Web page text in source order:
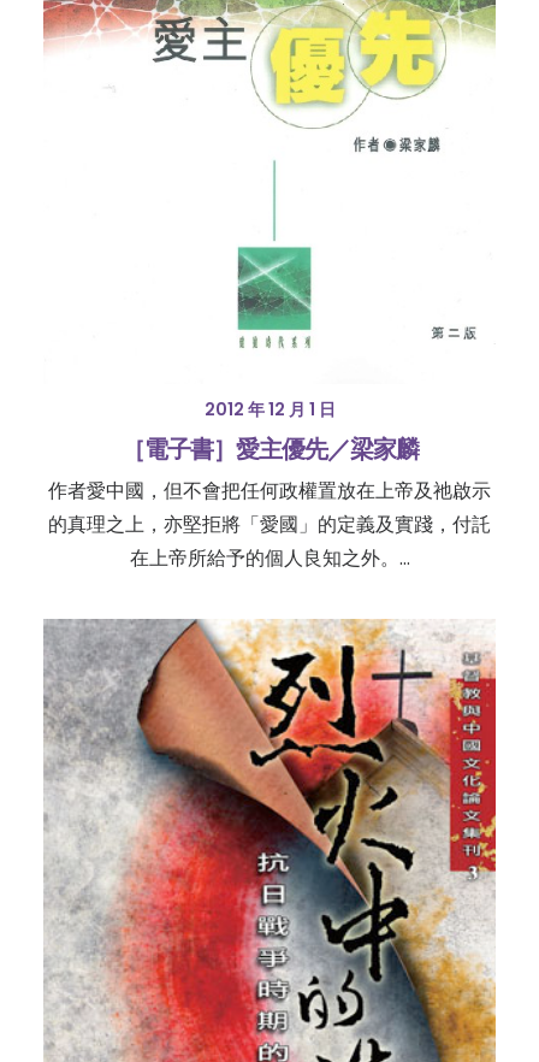
2012 年 12 月 1 日
［電子書］愛主優先／梁家麟
作者愛中國，但不會把任何政權置放在上帝及祂啟示
的真理之上，亦堅拒將「愛國」的定義及實踐，付託
在上帝所給予的個人良知之外。…